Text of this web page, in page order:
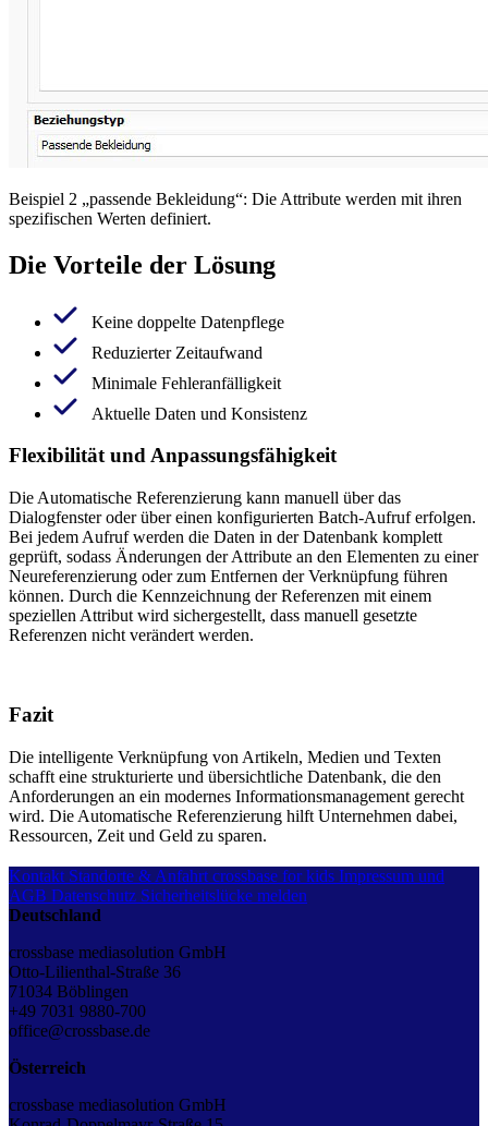
Beispiel 2 „passende Bekleidung“: Die Attribute werden mit ihren
spezifischen Werten definiert.
Die Vorteile der Lösung
Keine doppelte Datenpflege
Reduzierter Zeitaufwand
Minimale Fehleranfälligkeit
Aktuelle Daten und Konsistenz
Flexibilität und Anpassungsfähigkeit
Die Automatische Referenzierung kann manuell über das
Dialogfenster oder über einen konfigurierten Batch-Aufruf erfolgen.
Bei jedem Aufruf werden die Daten in der Datenbank komplett
geprüft, sodass Änderungen der Attribute an den Elementen zu einer
Neureferenzierung oder zum Entfernen der Verknüpfung führen
können. Durch die Kennzeichnung der Referenzen mit einem
speziellen Attribut wird sichergestellt, dass manuell gesetzte
Referenzen nicht verändert werden.
Fazit
Die intelligente Verknüpfung von Artikeln, Medien und Texten
schafft eine strukturierte und übersichtliche Datenbank, die den
Anforderungen an ein modernes Informationsmanagement gerecht
wird. Die Automatische Referenzierung hilft Unternehmen dabei,
Ressourcen, Zeit und Geld zu sparen.
Kontakt Standorte & Anfahrt crossbase for kids Impressum und
AGB Datenschutz Sicherheitslücke melden
Deutschland
crossbase mediasolution GmbH
Otto-Lilienthal-Straße 36
71034 Böblingen
+49 7031 9880-700
office@crossbase.de
Österreich
crossbase mediasolution GmbH